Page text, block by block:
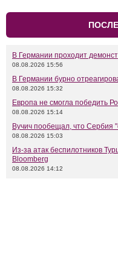
В Германии проходит
08.08.2026 15:56
В Германии бурно
08.08.2026 15:32
Европа не смогла победить
08.08.2026 15:14
Вучич пообещал, что Сербия
08.08.2026 15:03
Из-за атак беспилотников
Bloomberg
08.08.2026 14:12